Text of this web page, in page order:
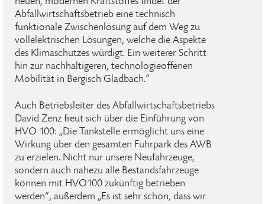
Abfallwirtschaftsbetrieb eine technisch
funktionale Zwischenlösung auf dem Weg zu
vollelektrischen Lösungen, welche die Aspekte
des Klimaschutzes würdigt. Ein weiterer Schritt
hin zur nachhaltigeren, technologieoffenen
Mobilität in Bergisch Gladbach.“
Auch Betriebsleiter des Abfallwirtschaftsbetriebs
David Zenz freut sich über die Einführung von
HVO 100: „Die Tankstelle ermöglicht uns eine
Wirkung über den gesamten Fuhrpark des AWB
zu erzielen. Nicht nur unsere Neufahrzeuge,
sondern auch nahezu alle Bestandsfahrzeuge
können mit HVO100 zukünftig betrieben
werden“, außerdem „Es ist sehr schön, dass wir